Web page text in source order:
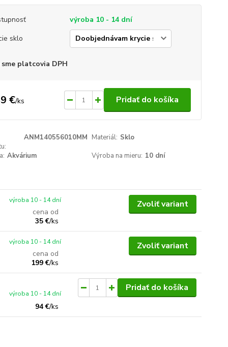
výroba 10 - 14 dní
sklo
sme platcovia DPH
€/ks Pridať do košíka
ANM140556010MM Materiál: Sklo
Akvárium Výroba na mieru: 10 dní
cena od
35 €/ks
výroba 10 - 14 dní Zvoliť variant
cena od
199 €/ks
výroba 10 - 14 dní Zvoliť variant
94 €/ks
výroba 10 - 14 dní
Pridať do košíka